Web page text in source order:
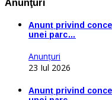
Anunţuri
Anunț privind
unei parc…
Anunţuri
23 Iul 2026
Anunț privind